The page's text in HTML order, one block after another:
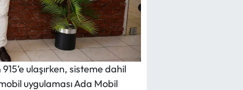
915’e ulaşırken, sisteme dahil
uygulaması Ada Mobil